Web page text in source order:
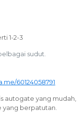
1-2-3
sudut.
60124058791
autogate yang mudah,
berpatutan.